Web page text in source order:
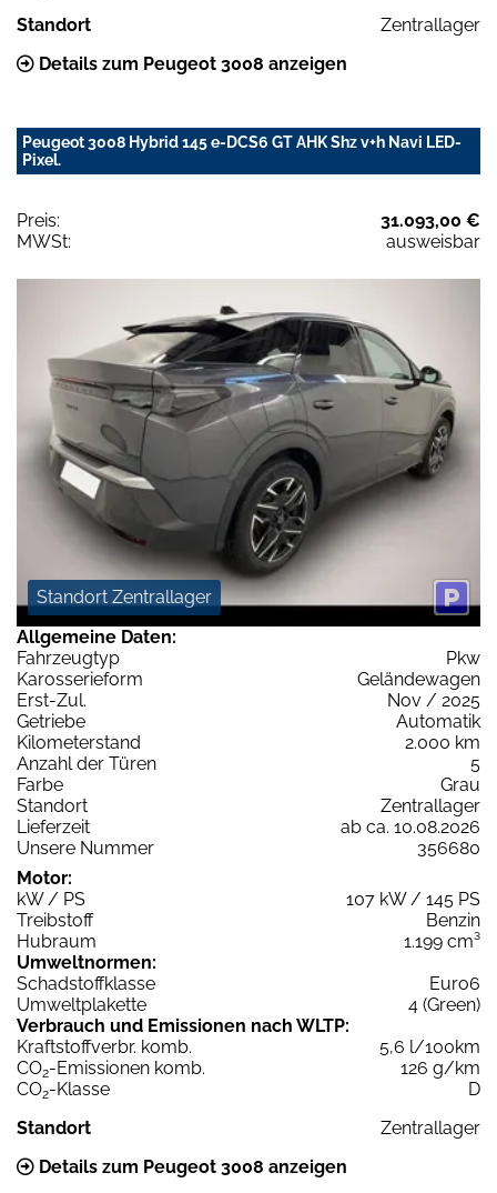
Standort
Zentrallager
Details zum Peugeot 3008 anzeigen
Peugeot 3008 Hybrid 145 e-DCS6 GT AHK Shz v+h Navi LED-
Pixel.
Preis:
31.093,00 €
MWSt:
ausweisbar
Standort Zentrallager
Allgemeine Daten:
Fahrzeugtyp
Pkw
Karosserieform
Geländewagen
Erst-Zul.
Nov / 2025
Getriebe
Automatik
Kilometerstand
2.000 km
Anzahl der Türen
5
Farbe
Grau
Standort
Zentrallager
Lieferzeit
ab ca. 10.08.2026
Unsere Nummer
356680
Motor:
kW / PS
107 kW / 145 PS
Treibstoff
Benzin
Hubraum
1.199 cm³
Umweltnormen:
Schadstoffklasse
Euro6
Umweltplakette
4 (Green)
Verbrauch und Emissionen nach WLTP:
Kraftstoffverbr. komb.
5,6 l/100km
CO2-Emissionen komb.
126 g/km
CO2-Klasse
D
Standort
Zentrallager
Details zum Peugeot 3008 anzeigen